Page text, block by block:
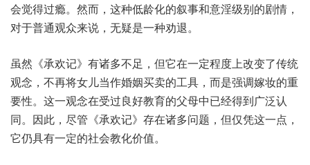
会觉得过瘾。然而，这种低龄化的叙事和意淫级别的剧情，
对于普通观众来说，无疑是一种劝退。
虽然《承欢记》有诸多不足，但它在一定程度上改变了传统
观念，不再将女儿当作婚姻买卖的工具，而是强调嫁妆的重
要性。这一观念在受过良好教育的父母中已经得到广泛认
同。因此，尽管《承欢记》存在诸多问题，但仅凭这一点，
它仍具有一定的社会教化价值。